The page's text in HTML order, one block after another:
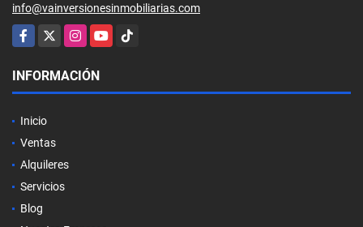
info@vainversionesinmobiliarias.com
Facebook
X InstagramYouTubeTikTok
INFORMACIÓN
Inicio
Ventas
Alquileres
Servicios
Blog